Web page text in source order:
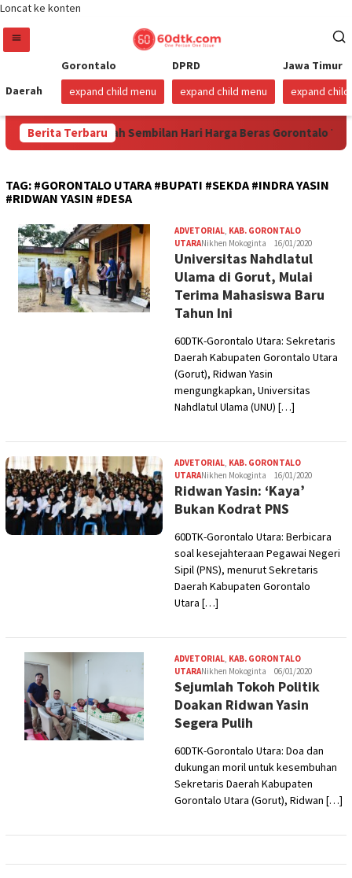
Loncat ke konten
Daerah
Gorontalo
expand child menu
DPRD
expand child menu
Jawa Timur
expand child
Berita TerbaruSudah Sembilan Hari Harga Beras Gorontalo
TAG: #GORONTALO UTARA #BUPATI #SEKDA #INDRA YASIN
#RIDWAN YASIN #DESA
ADVETORIAL, KAB. GORONTALO
UTARANikhen Mokoginta 16/01/2020
Universitas Nahdlatul
Ulama di Gorut, Mulai
Terima Mahasiswa Baru
Tahun Ini
60DTK-Gorontalo Utara: Sekretaris
Daerah Kabupaten Gorontalo Utara
(Gorut), Ridwan Yasin
mengungkapkan, Universitas
Nahdlatul Ulama (UNU) […]
ADVETORIAL, KAB. GORONTALO
UTARANikhen Mokoginta 16/01/2020
Ridwan Yasin: ‘Kaya’
Bukan Kodrat PNS
60DTK-Gorontalo Utara: Berbicara
soal kesejahteraan Pegawai Negeri
Sipil (PNS), menurut Sekretaris
Daerah Kabupaten Gorontalo
Utara […]
ADVETORIAL, KAB. GORONTALO
UTARANikhen Mokoginta 06/01/2020
Sejumlah Tokoh Politik
Doakan Ridwan Yasin
Segera Pulih
60DTK-Gorontalo Utara: Doa dan
dukungan moril untuk kesembuhan
Sekretaris Daerah Kabupaten
Gorontalo Utara (Gorut), Ridwan […]